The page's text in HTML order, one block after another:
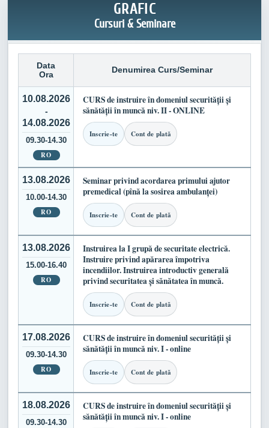
GRAFIC
Cursuri & Seminare
Data
Ora
Denumirea Curs/Seminar
10.08.2026
-
14.08.2026
09.30-14.30
RO
CURS de instruire în domeniul securității și
sănătății în muncă niv. II - ONLINE
Inscrie-te Cont de plată
13.08.2026
10.00-14.30
RO
Seminar privind acordarea primului ajutor
premedical (pînă la sosirea ambulanței)
Inscrie-te Cont de plată
13.08.2026
15.00-16.40
RO
Instruirea la I grupă de securitate electrică.
Instruire privind apărarea împotriva
incendiilor. Instruirea introductiv generală
privind securitatea și sănătatea în muncă.
Inscrie-te Cont de plată
17.08.2026
09.30-14.30
RO
CURS de instruire în domeniul securității și
sănătății în muncă niv. I - online
Inscrie-te Cont de plată
18.08.2026
09.30-14.30
CURS de instruire în domeniul securității și
sănătății în muncă niv. I - online